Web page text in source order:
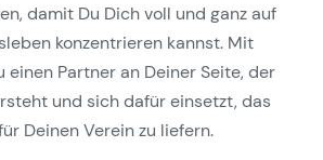
damit Du Dich voll und ganz auf
konzentrieren kannst. Mit
einen Partner an Deiner Seite, der
und sich dafür einsetzt, das
Deinen Verein zu liefern.